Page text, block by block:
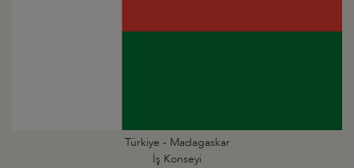
Türkiye - Madagaskar
İş Konseyi